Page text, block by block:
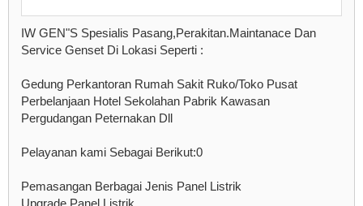
IW GEN"S Spesialis Pasang,Perakitan.Maintanace Dan
Service Genset Di Lokasi Seperti :
Gedung Perkantoran Rumah Sakit Ruko/Toko Pusat
Perbelanjaan Hotel Sekolahan Pabrik Kawasan
Pergudangan Peternakan Dll
Pelayanan kami Sebagai Berikut:0
Pemasangan Berbagai Jenis Panel Listrik
Upgrade Panel Listrik